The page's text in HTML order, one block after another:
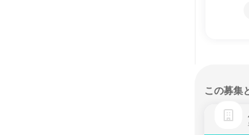
この募集